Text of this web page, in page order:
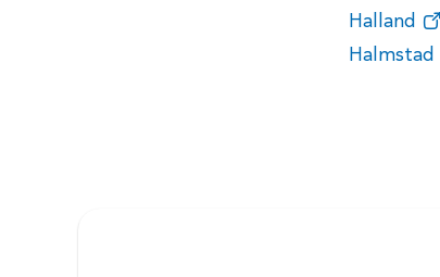
Halland
Halmstad